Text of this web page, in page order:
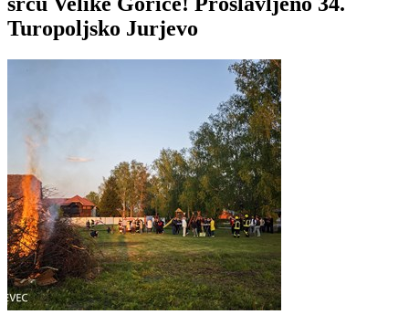
Turopoljsko Jurjevo